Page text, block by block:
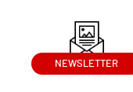
NEWSLETTER